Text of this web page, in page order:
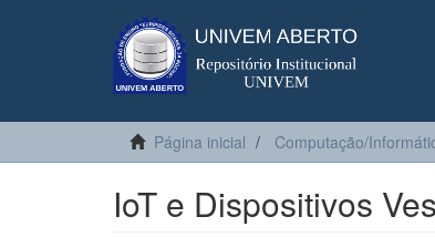
Página inicial Computação/
IoT e Dispositivos